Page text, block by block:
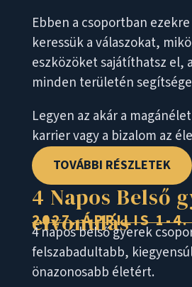
Ebben a csoportban
keressük a válaszokat,
eszközöket sajátíthatsz el,
minden területén
Legyen az akár a
karrier vagy a bizalom az
TOVÁBBI RÉSZLETEK
4 Napos Belső
elvonulás
2027. ÁPRILIS 1-4.
4 napos belső gyerek
felszabadultabb,
önazonosabb életért.